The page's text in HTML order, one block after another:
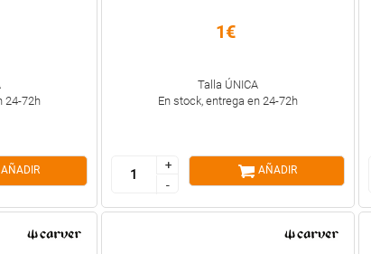
24-72h
AÑADIR
1€
Talla ÚNICA
En stock, entrega en 24-72h
+
-
+
-
AÑADIR